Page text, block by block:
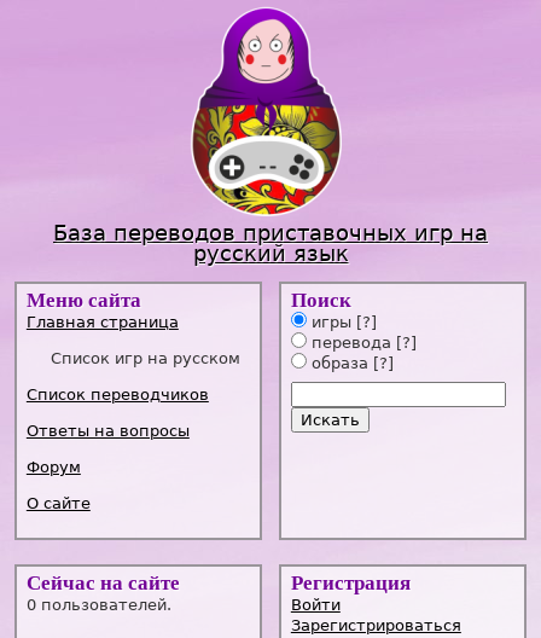
Jump to navigation
База переводов приставочных игр на
русский язык
Меню сайта
Главная страница
Список игр на русском
Список переводчиков
Ответы на вопросы
Форум
О сайте
Поиск
игры [?]
перевода [?]
образа [?]
Сейчас на сайте
0 пользователей.
Регистрация
Войти
Зарегистрироваться